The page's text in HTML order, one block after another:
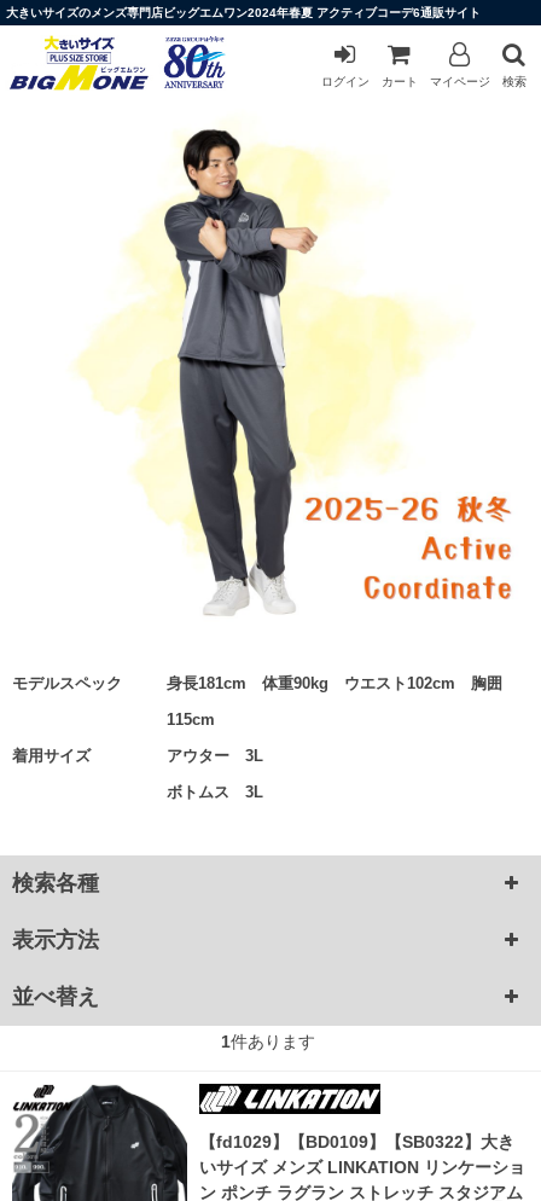
大きいサイズのメンズ専門店ビッグエムワン2024年春夏 アクティブコーデ6通販サイト
ログイン カート マイページ 検索
モデルスペック
身長181cm 体重90kg ウエスト102cm 胸囲
115cm
着用サイズ
アウター 3L
ボトムス 3L
検索各種
表示方法
並べ替え
1件あります
【fd1029】【BD0109】【SB0322】大き
いサイズ メンズ LINKATION リンケーショ
ン ポンチ ラグラン ストレッチ スタジアム